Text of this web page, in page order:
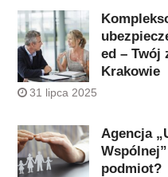
ed – Twój
Krakowie
31 lipca 2025
Agencja
podmiot?